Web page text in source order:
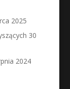
2025
30
2024